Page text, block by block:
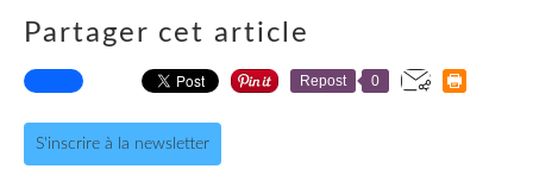
Partager cet article
Repost 0
S'inscrire à la newsletter